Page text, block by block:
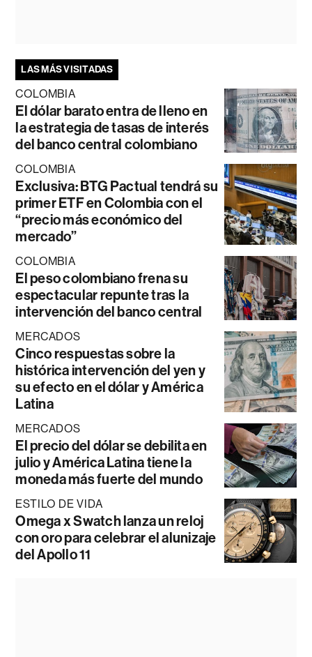
LAS MÁS VISITADAS
COLOMBIA
El dólar barato entra de lleno en
la estrategia de tasas de interés
del banco central colombiano
COLOMBIA
Exclusiva: BTG Pactual tendrá su
primer ETF en Colombia con el
“precio más económico del
mercado”
COLOMBIA
El peso colombiano frena su
espectacular repunte tras la
intervención del banco central
MERCADOS
Cinco respuestas sobre la
histórica intervención del yen y
su efecto en el dólar y América
Latina
MERCADOS
El precio del dólar se debilita en
julio y América Latina tiene la
moneda más fuerte del mundo
ESTILO DE VIDA
Omega x Swatch lanza un reloj
con oro para celebrar el alunizaje
del Apollo 11